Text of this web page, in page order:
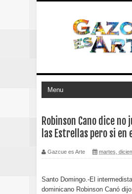
Robinson Cano dice no
las Estrellas pero si en
Gazcue es Arte martes,
Santo Domingo.-El intermedista
dominicano Robinson Canó